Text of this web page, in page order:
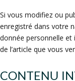
Si vous modifiez ou
enregistré dans votre
donnée personnelle et
de l’article que vous
CONTENU